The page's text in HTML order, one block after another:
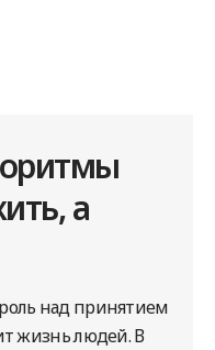
а
над принятием
жизнь людей. В